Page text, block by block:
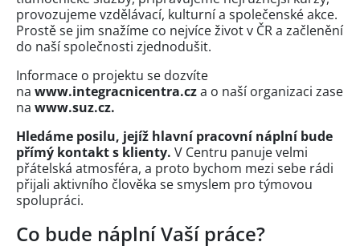
provozujeme vzdělávací, kulturní a společenské akce.
Prostě se jim snažíme co nejvíce život v ČR a začlenění
do naší společnosti zjednodušit.
Informace o projektu se dozvíte
na www.integracnicentra.cza o naší organizaci zase
na www.suz.cz.
Hledáme posilu, jejíž hlavní pracovní náplní bude
přímý kontakt s klienty. V Centru panuje velmi
přátelská atmosféra, a proto bychom mezi sebe rádi
přijali aktivního člověka se smyslem pro týmovou
spolupráci.
Co bude náplní Vaší práce?